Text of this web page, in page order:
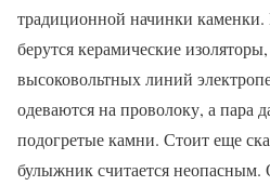
традиционной начинки
берутся керамические
высоковольтных линий
одеваются на проволоку, а пара
подогретые камни. Стоит еще
булыжник считается